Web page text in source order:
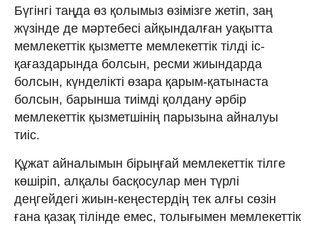
Бүгінгі таңда өз қолымыз өзімізге жетіп, заң
жүзінде де мәртебесі айқындалған уақытта
мемлекеттік қызметте мемлекеттік тілді іс-
қағаздарында болсын, ресми жиындарда
болсын, күнделікті өзара қарым-қатынаста
болсын, барынша тиімді қолдану әрбір
мемлекеттік қызметшінің парызына айналуы
тиіс.
Құжат айналымын бірыңғай мемлекеттік тілге
көшіріп, алқалы басқосулар мен түрлі
деңгейдегі жиын-кеңестердің тек алғы сөзін
ғана қазақ тілінде емес, толығымен мемлекеттік